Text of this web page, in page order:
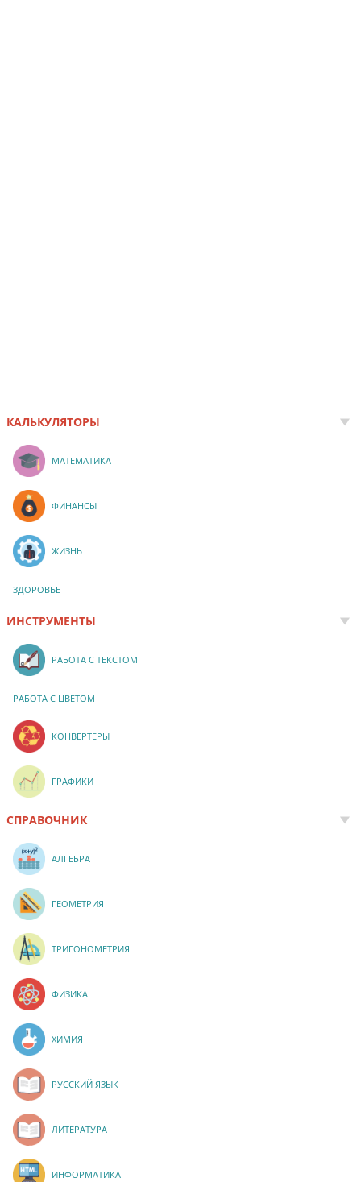
КАЛЬКУЛЯТОРЫ
МАТЕМАТИКА
ФИНАНСЫ
ЖИЗНЬ
ЗДОРОВЬЕ
ИНСТРУМЕНТЫ
РАБОТА С ТЕКСТОМ
РАБОТА С ЦВЕТОМ
КОНВЕРТЕРЫ
ГРАФИКИ
СПРАВОЧНИК
АЛГЕБРА
ГЕОМЕТРИЯ
ТРИГОНОМЕТРИЯ
ФИЗИКА
ХИМИЯ
РУССКИЙ ЯЗЫК
ЛИТЕРАТУРА
ИНФОРМАТИКА